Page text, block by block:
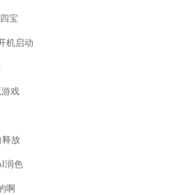
宝
机启动
戏
释放
润色
啊